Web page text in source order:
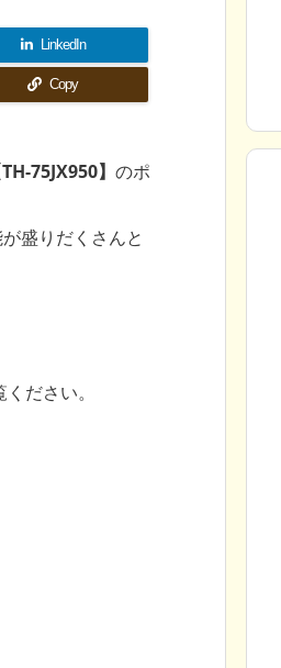
LinkedIn
Copy
TH-75JX950】 のポ
盛りだくさんと
ださい。